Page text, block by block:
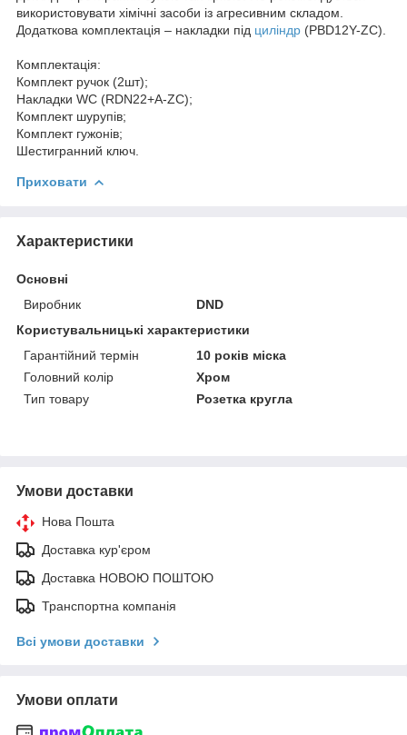
використовувати хімічні засоби із агресивним складом.
Додаткова комплектація – накладки під циліндр (PBD12Y-ZC).
Комплектація:
Комплект ручок (2шт);
Накладки WC (RDN22+A-ZC);
Комплект шурупів;
Комплект гужонів;
Шестигранний ключ.
Приховати
Характеристики
Основні
Виробник
DND
Користувальницькі характеристики
Гарантійний термін
10 років міска
Головний колір
Хром
Тип товару
Розетка кругла
Умови доставки
Нова Пошта
Доставка кур'єром
Доставка НОВОЮ ПОШТОЮ
Транспортна компанія
Всі умови доставки
Умови оплати